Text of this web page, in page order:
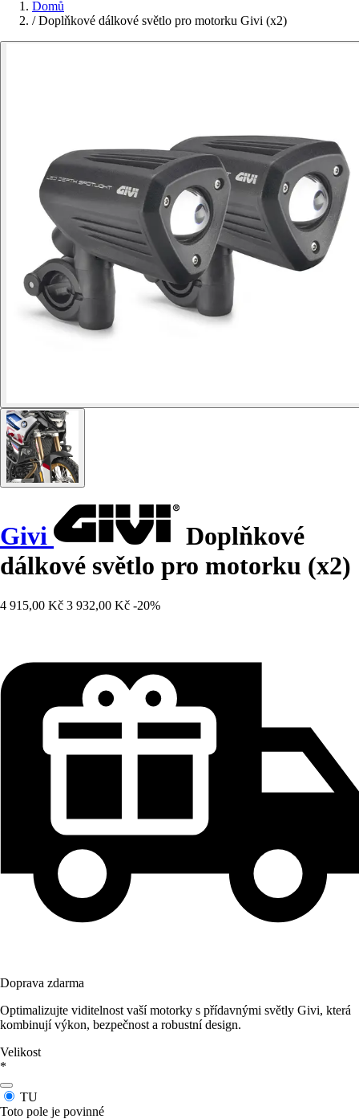
Domů
/ Doplňkové dálkové světlo pro motorku Givi (x2)
Givi
Doplňkové
dálkové světlo pro motorku (x2)
4 915,00 Kč 3 932,00 Kč -20%
Doprava zdarma
Optimalizujte viditelnost vaší motorky s přídavnými světly Givi, která
kombinují výkon, bezpečnost a robustní design.
Velikost
*
TU
Toto pole je povinné